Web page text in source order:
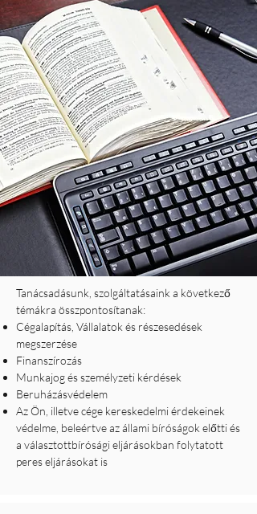
Tanácsadásunk, szolgáltatásaink a következő
témákra összpontosítanak:
Cégalapítás, Vállalatok és részesedések
megszerzése
Finanszírozás
Munkajog és személyzeti kérdések
Beruházásvédelem
Az Ön, illetve cége kereskedelmi érdekeinek
védelme, beleértve az állami bíróságok előtti és
a választottbírósági eljárásokban folytatott
peres eljárásokat is